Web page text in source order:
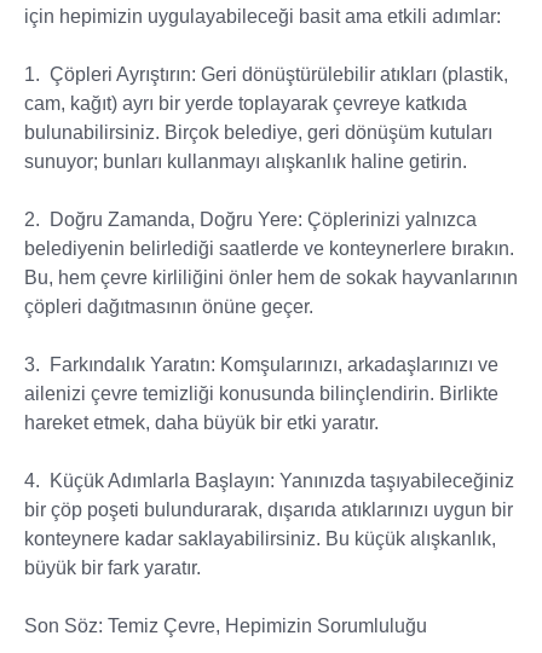
için hepimizin uygulayabileceği basit ama etkili adımlar:
1. Çöpleri Ayrıştırın: Geri dönüştürülebilir atıkları (plastik,
cam, kağıt) ayrı bir yerde toplayarak çevreye katkıda
bulunabilirsiniz. Birçok belediye, geri dönüşüm kutuları
sunuyor; bunları kullanmayı alışkanlık haline getirin.
2. Doğru Zamanda, Doğru Yere: Çöplerinizi yalnızca
belediyenin belirlediği saatlerde ve konteynerlere bırakın.
Bu, hem çevre kirliliğini önler hem de sokak hayvanlarının
çöpleri dağıtmasının önüne geçer.
3. Farkındalık Yaratın: Komşularınızı, arkadaşlarınızı ve
ailenizi çevre temizliği konusunda bilinçlendirin. Birlikte
hareket etmek, daha büyük bir etki yaratır.
4. Küçük Adımlarla Başlayın: Yanınızda taşıyabileceğiniz
bir çöp poşeti bulundurarak, dışarıda atıklarınızı uygun bir
konteynere kadar saklayabilirsiniz. Bu küçük alışkanlık,
büyük bir fark yaratır.
Son Söz: Temiz Çevre, Hepimizin Sorumluluğu